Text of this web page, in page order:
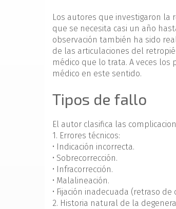
Los autores que investigaron
que se necesita casi un año
observación también ha sido
de las articulaciones del
médico que lo trata. A veces
médico en este sentido.
Tipos de fallo
El autor clasifica las
1. Errores técnicos:
• Indicación incorrecta.
• Sobrecorrección.
• Infracorrección.
• Malalineación.
• Fijación inadecuada (retraso
2. Historia natural de la